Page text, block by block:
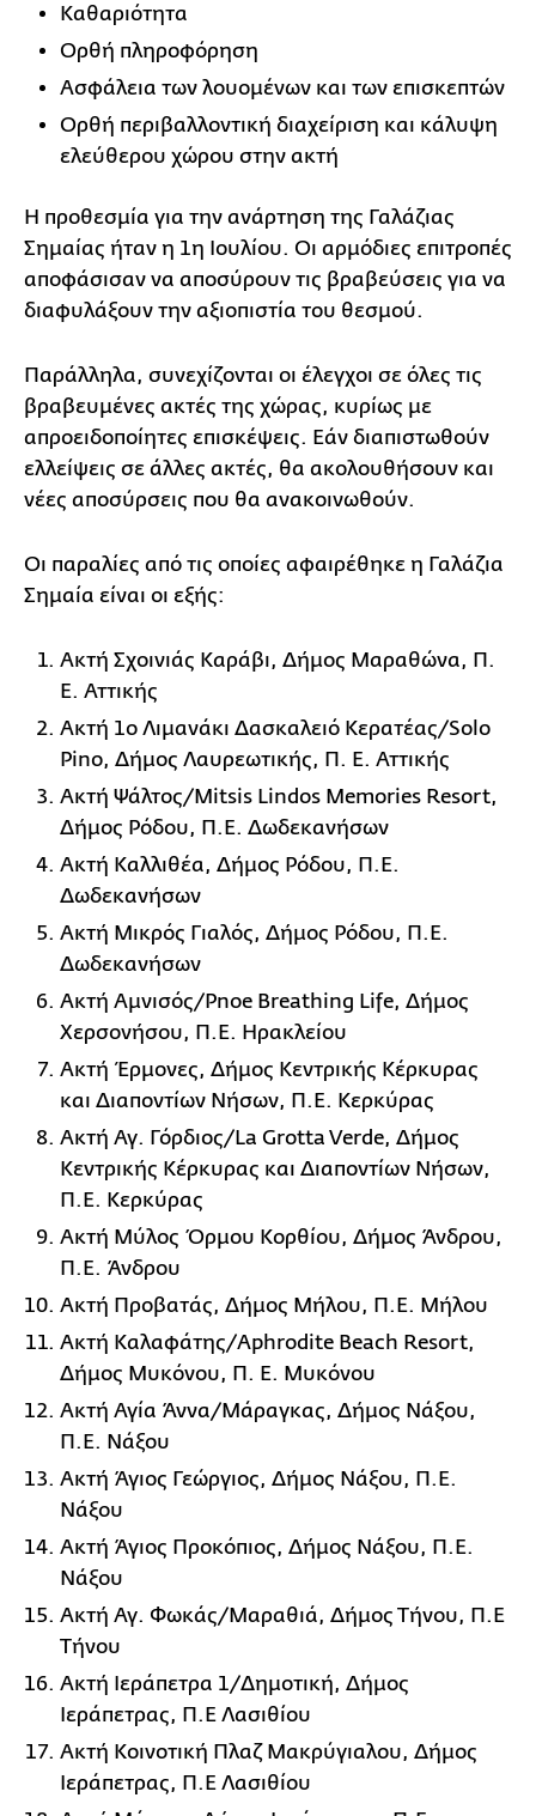
Καθαριότητα
Ορθή πληροφόρηση
Ασφάλεια των λουομένων και των επισκεπτών
Ορθή περιβαλλοντική διαχείριση και κάλυψη
ελεύθερου χώρου στην ακτή
Η προθεσμία για την ανάρτηση της Γαλάζιας
Σημαίας ήταν η 1η Ιουλίου. Οι αρμόδιες επιτροπές
αποφάσισαν να αποσύρουν τις βραβεύσεις για να
διαφυλάξουν την αξιοπιστία του θεσμού.
Παράλληλα, συνεχίζονται οι έλεγχοι σε όλες τις
βραβευμένες ακτές της χώρας, κυρίως με
απροειδοποίητες επισκέψεις. Εάν διαπιστωθούν
ελλείψεις σε άλλες ακτές, θα ακολουθήσουν και
νέες αποσύρσεις που θα ανακοινωθούν.
Οι παραλίες από τις οποίες αφαιρέθηκε η Γαλάζια
Σημαία είναι οι εξής:
Ακτή Σχοινιάς Καράβι, Δήμος Μαραθώνα, Π.
Ε. Αττικής
Ακτή 1ο Λιμανάκι Δασκαλειό Κερατέας/Solo
Pino, Δήμος Λαυρεωτικής, Π. Ε. Αττικής
Ακτή Ψάλτος/Mitsis Lindos Memories Resort,
Δήμος Ρόδου, Π.Ε. Δωδεκανήσων
Ακτή Καλλιθέα, Δήμος Ρόδου, Π.Ε.
Δωδεκανήσων
Ακτή Μικρός Γιαλός, Δήμος Ρόδου, Π.Ε.
Δωδεκανήσων
Ακτή Αμνισός/Pnoe Breathing Life, Δήμος
Χερσονήσου, Π.Ε. Ηρακλείου
Ακτή Έρμονες, Δήμος Κεντρικής Κέρκυρας
και Διαποντίων Νήσων, Π.Ε. Κερκύρας
Ακτή Αγ. Γόρδιος/La Grotta Verde, Δήμος
Κεντρικής Κέρκυρας και Διαποντίων Νήσων,
Π.Ε. Κερκύρας
Ακτή Μύλος Όρμου Κορθίου, Δήμος Άνδρου,
Π.Ε. Άνδρου
Ακτή Προβατάς, Δήμος Μήλου, Π.Ε. Μήλου
Ακτή Καλαφάτης/Aphrodite Beach Resort,
Δήμος Μυκόνου, Π. Ε. Μυκόνου
Ακτή Αγία Άννα/Μάραγκας, Δήμος Νάξου,
Π.Ε. Νάξου
Ακτή Άγιος Γεώργιος, Δήμος Νάξου, Π.Ε.
Νάξου
Ακτή Άγιος Προκόπιος, Δήμος Νάξου, Π.Ε.
Νάξου
Ακτή Αγ. Φωκάς/Μαραθιά, Δήμος Τήνου, Π.Ε
Τήνου
Ακτή Ιεράπετρα 1/Δημοτική, Δήμος
Ιεράπετρας, Π.Ε Λασιθίου
Ακτή Κοινοτική Πλαζ Μακρύγιαλου, Δήμος
Ιεράπετρας, Π.Ε Λασιθίου